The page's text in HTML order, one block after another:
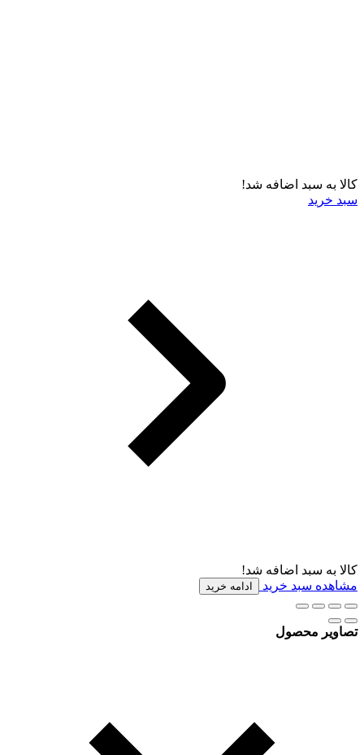
کالا به سبد اضافه شد!
سبد خرید
کالا به سبد اضافه شد!
مشاهده سبد خرید
ادامه خرید
تصاویر محصول